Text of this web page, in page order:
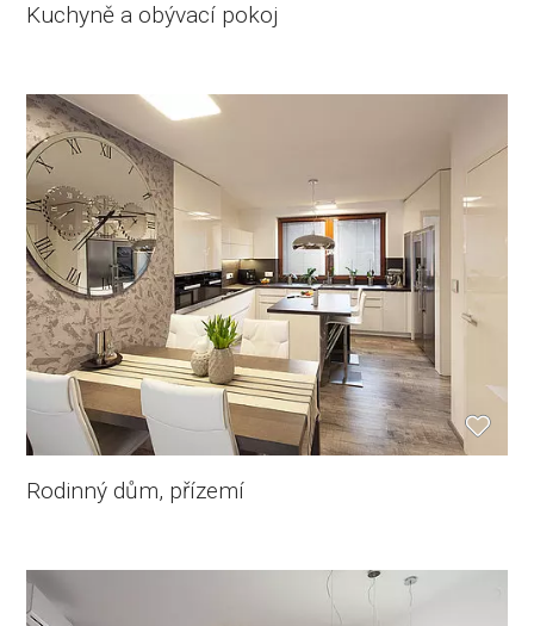
Kuchyně a obývací pokoj
Rodinný dům, přízemí